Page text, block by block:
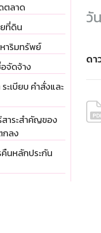
ตลาด
ที่ดิน
าริมทรัพย์
จัดจ้าง
เบียบ คำสั่งและ
สาระสำคัญของ
ลง
คืนหลักประกัน
วั
ดา